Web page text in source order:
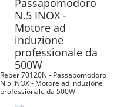
Reber 70120N - Passapomodoro
N.5 INOX - Motore ad induzione
professionale da 500W